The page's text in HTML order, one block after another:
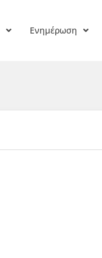
Ενημέρωση